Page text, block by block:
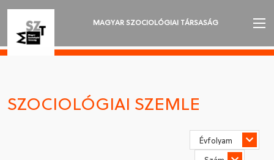
MAGYAR SZOCIOLÓGIAI TÁRSASÁG
SZOCIOLÓGIAI SZEMLE